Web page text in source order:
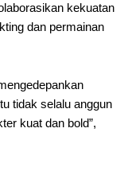
kekuatan
dan permainan
tidak selalu anggun
kuat dan bold”,